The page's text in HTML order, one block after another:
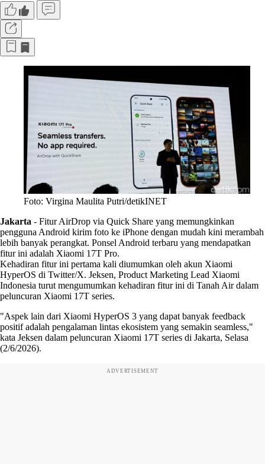
Foto: Virgina Maulita Putri/detikINET
Jakarta - Fitur AirDrop via Quick Share yang memungkinkan
pengguna Android kirim foto ke iPhone dengan mudah kini merambah
lebih banyak perangkat. Ponsel Android terbaru yang mendapatkan
fitur ini adalah Xiaomi 17T Pro.
Kehadiran fitur ini pertama kali diumumkan oleh akun Xiaomi
HyperOS di Twitter/X. Jeksen, Product Marketing Lead Xiaomi
Indonesia turut mengumumkan kehadiran fitur ini di Tanah Air dalam
peluncuran Xiaomi 17T series.
"Aspek lain dari Xiaomi HyperOS 3 yang dapat banyak feedback
positif adalah pengalaman lintas ekosistem yang semakin seamless,"
kata Jeksen dalam peluncuran Xiaomi 17T series di Jakarta, Selasa
(2/6/2026).
ADVERTISEMENT